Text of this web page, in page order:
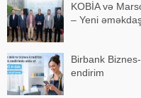
KOBİA və
– Yeni
Birbank
endirim